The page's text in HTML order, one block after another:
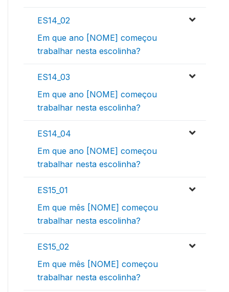
ES14_02
Em que ano [NOME] começou
trabalhar nesta escolinha?
ES14_03
Em que ano [NOME] começou
trabalhar nesta escolinha?
ES14_04
Em que ano [NOME] começou
trabalhar nesta escolinha?
ES15_01
Em que mês [NOME] começou
trabalhar nesta escolinha?
ES15_02
Em que mês [NOME] começou
trabalhar nesta escolinha?